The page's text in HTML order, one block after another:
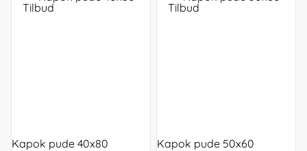
Tilbud
Kapok pude 40x80
Tilbud
Kapok pude 50x60